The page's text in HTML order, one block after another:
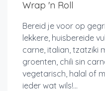
Wrap 'n Roll
Bereid je voor op
lekkere, huisbereide
carne, italian, tzatziki
groenten, chili sin
vegetarisch, halal of
ieder wat wils!...